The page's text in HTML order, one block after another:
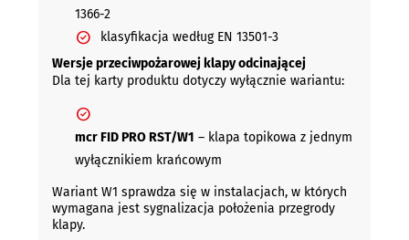
1366-2
klasyfikacja według EN 13501-3
Wersje przeciwpożarowej klapy odcinającej
Dla tej karty produktu dotyczy wyłącznie wariantu:
mcr FID PRO RST/W1 – klapa topikowa z jednym
wyłącznikiem krańcowym
Wariant W1 sprawdza się w instalacjach, w których
wymagana jest sygnalizacja położenia przegrody
klapy.